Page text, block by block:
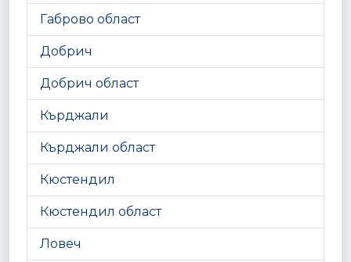
Габрово област
Добрич
Добрич област
Кърджали
Кърджали област
Кюстендил
Кюстендил област
Ловеч